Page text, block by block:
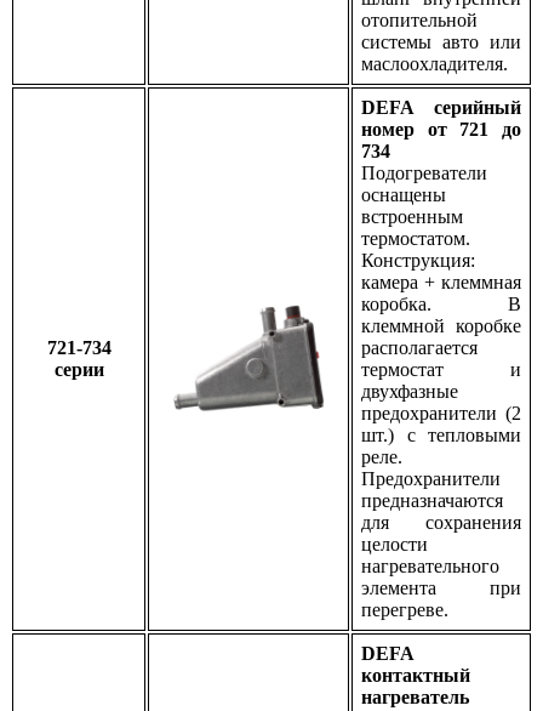
отопительной
системы авто или
маслоохладителя.
721-734
серии
DEFA серийный
номер от 721 до
734
Подогреватели
оснащены
встроенным
термостатом.
Конструкция:
камера + клеммная
коробка. В
клеммной коробке
располагается
термостат и
двухфазные
предохранители (2
шт.) с тепловыми
реле.
Предохранители
предназначаются
для сохранения
целости
нагревательного
элемента при
перегреве.
DEFA
контактный
нагреватель